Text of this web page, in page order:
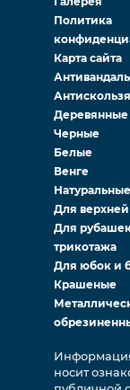
Политика
Карта сайта
Деревянные
Черные
Белые
Венге
Для
Для
трикотажа
Для юбок и
Крашеные
носит